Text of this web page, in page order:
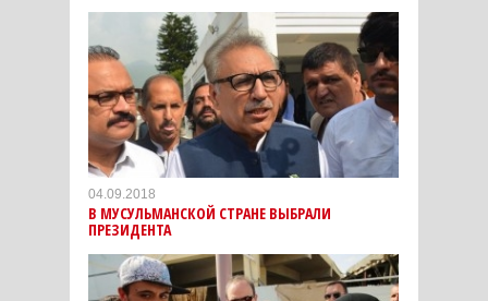
04.09.2018
В МУСУЛЬМАНСКОЙ СТРАНЕ ВЫБРАЛИ
ПРЕЗИДЕНТА